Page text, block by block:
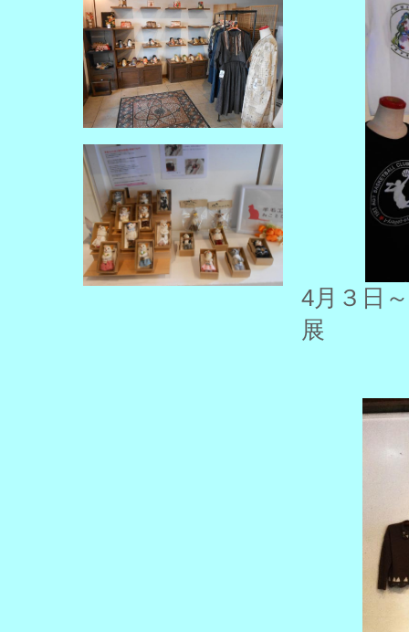
4月３日
展